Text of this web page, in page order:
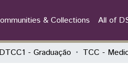
& Collections All of
- Graduação TCC -